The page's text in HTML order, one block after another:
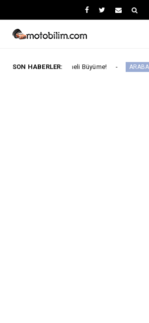
SON HABERLER:
Haneli Büyüme! ARABA KAMPANYALARI